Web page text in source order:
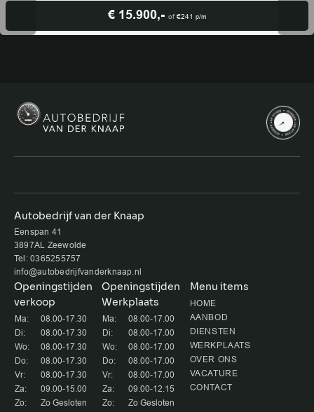
€ 15.900,- of €241 p/m
Autobedrijf van der Knaap
Eenspan 41
3897AL Zeewolde
Tel: 0365255757
info@autobedrijfvanderknaap.nl
Openingstijden
verkoop
Ma:
08.00-17.30
Di:
08.00-17.30
Wo:
08.00-17.30
Do:
08.00-17.30
Vr:
08.00-17.30
Za:
09.00-15.00
Zo:
Zo Gesloten
Openingstijden
Werkplaats
Ma:
08.00-17.00
Di:
08.00-17.00
Wo:
08.00-17.00
Do:
08.00-17.00
Vr:
08.00-17.00
Za:
09.00-12.15
Zo:
Zo Gesloten
Menu items
HOME
AANBOD
DIENSTEN
WERKPLAATS
OVER ONS
VACATURE
CONTACT